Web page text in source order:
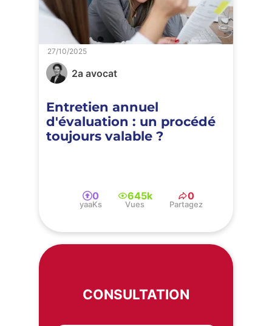
2a avocat
Entretien annuel
d'évaluation : un procédé
toujours valable ?
27/10/2025
0
yaaKs
645k
Vues
0
Partagez
CONSULTATION